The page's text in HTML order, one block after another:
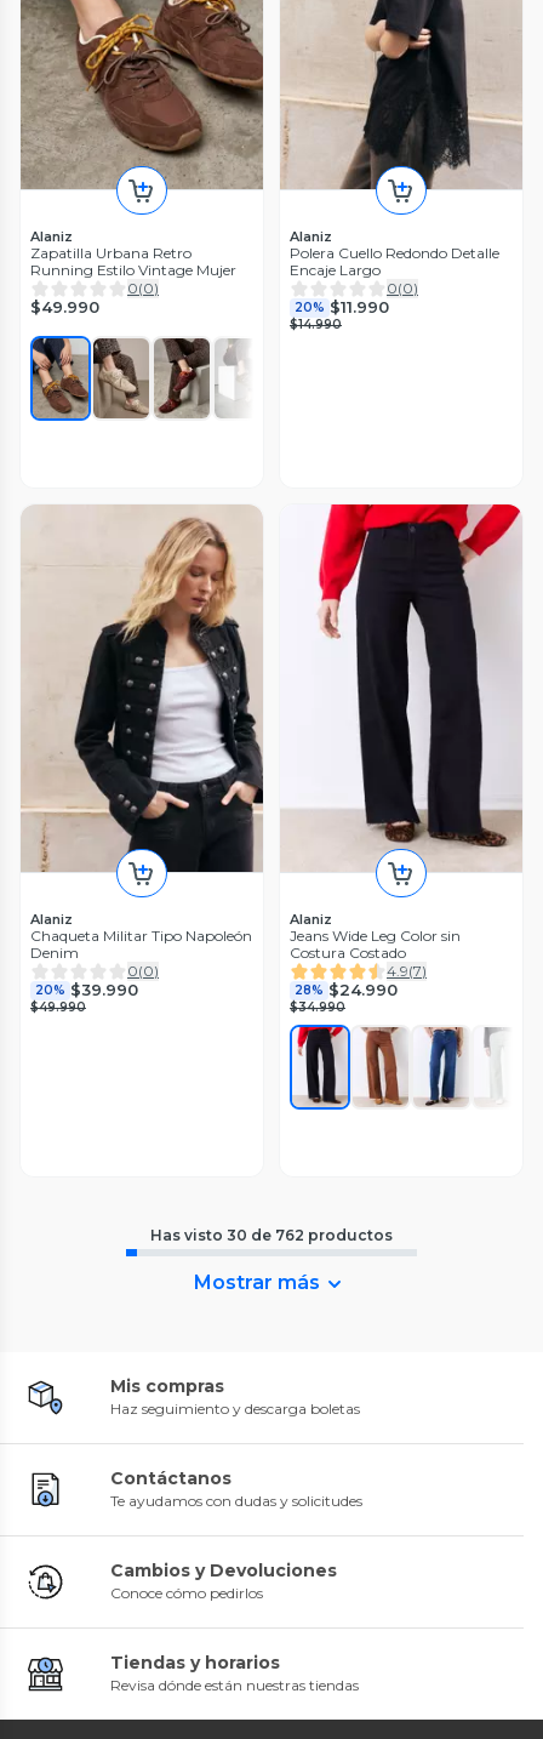
Alaniz
Zapatilla Urbana Retro
Running Estilo Vintage Mujer
0(0)
$49.990
Alaniz
Polera Cuello Redondo Detalle
Encaje Largo
0(0)
20% $11.990
$14.990
Alaniz
Chaqueta Militar Tipo Napoleón
Denim
0(0)
20% $39.990
$49.990
Alaniz
Jeans Wide Leg Color sin
Costura Costado
4.9(7)
28% $24.990
$34.990
Has visto 30 de 762 productos
Mostrar más
Mis compras
Haz seguimiento y descarga boletas
Contáctanos
Te ayudamos con dudas y solicitudes
Cambios y Devoluciones
Conoce cómo pedirlos
Tiendas y horarios
Revisa dónde están nuestras tiendas